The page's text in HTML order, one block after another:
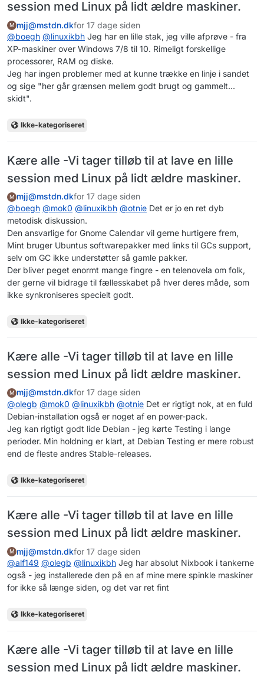
session med Linux på lidt ældre maskiner.
M mjj@mstdn.dkfor 17 dage siden
@boegh @linuxikbh Jeg har en lille stak, jeg ville afprøve - fra
XP-maskiner over Windows 7/8 til 10. Rimeligt forskellige
processorer, RAM og diske.
Jeg har ingen problemer med at kunne trække en linje i sandet
og sige "her går grænsen mellem godt brugt og gammelt...
skidt".
Ikke-kategoriseret
Kære alle -Vi tager tilløb til at lave en lille
session med Linux på lidt ældre maskiner.
M mjj@mstdn.dkfor 17 dage siden
@boegh @mok0 @linuxikbh @otnie Det er jo en ret dyb
metodisk diskussion.
Den ansvarlige for Gnome Calendar vil gerne hurtigere frem,
Mint bruger Ubuntus softwarepakker med links til GCs support,
selv om GC ikke understøtter så gamle pakker.
Der bliver peget enormt mange fingre - en telenovela om folk,
der gerne vil bidrage til fællesskabet på hver deres måde, som
ikke synkroniseres specielt godt.
Ikke-kategoriseret
Kære alle -Vi tager tilløb til at lave en lille
session med Linux på lidt ældre maskiner.
M mjj@mstdn.dkfor 17 dage siden
@olegb @mok0 @linuxikbh @otnie Det er rigtigt nok, at en fuld
Debian-installation også er noget af en power-pack.
Jeg kan rigtigt godt lide Debian - jeg kørte Testing i lange
perioder. Min holdning er klart, at Debian Testing er mere robust
end de fleste andres Stable-releases.
Ikke-kategoriseret
Kære alle -Vi tager tilløb til at lave en lille
session med Linux på lidt ældre maskiner.
M mjj@mstdn.dkfor 17 dage siden
@alf149 @olegb @linuxikbh Jeg har absolut Nixbook i tankerne
også - jeg installerede den på en af mine mere spinkle maskiner
for ikke så længe siden, og det var ret fint
Ikke-kategoriseret
Kære alle -Vi tager tilløb til at lave en lille
session med Linux på lidt ældre maskiner.